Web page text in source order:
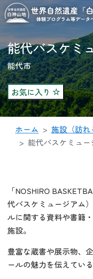
能代バスケミ
能代市
お気に入り
ホーム
施設（訪れ
能代バスケミュー
「NOSHIRO
代バスケミュージアム
ルに関する資料や書籍
施設。
豊富な蔵書や展示物、
ールの魅力を伝えている